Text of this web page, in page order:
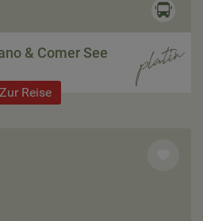
& Comer See
Zur Reise